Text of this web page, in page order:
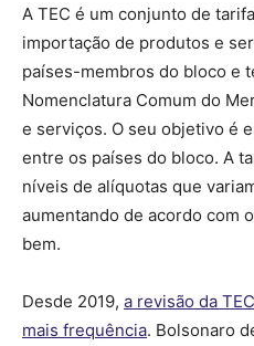
A TEC é um conjunto de
importação de produtos e
países-membros do bloco e
Nomenclatura Comum do
e serviços. O seu objetivo é
entre os países do bloco. A
níveis de alíquotas que
aumentando de acordo com
bem.
Desde 2019, a revisão da
mais frequência. Bolsonaro